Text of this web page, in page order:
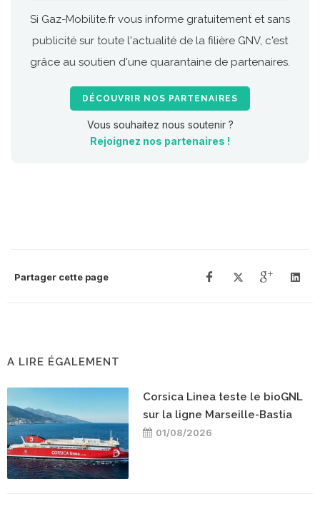
Si Gaz-Mobilite.fr vous informe gratuitement et sans
publicité sur toute l'actualité de la filière GNV, c'est
grâce au soutien d'une quarantaine de partenaires.
DÉCOUVRIR NOS PARTENAIRES
Vous souhaitez nous soutenir ?
Rejoignez nos partenaires !
Partager cette page
A LIRE ÉGALEMENT
Corsica Linea teste le bioGNL
sur la ligne Marseille-Bastia
01/08/2026